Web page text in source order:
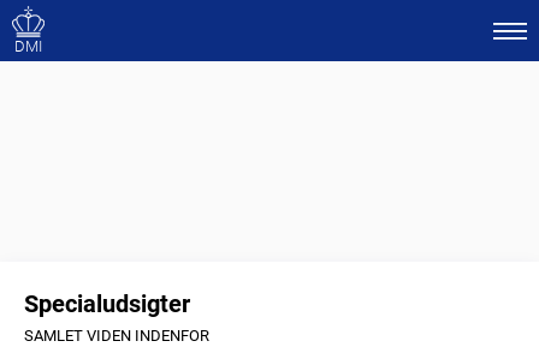
DMI
Specialudsigter
SAMLET VIDEN INDENFOR